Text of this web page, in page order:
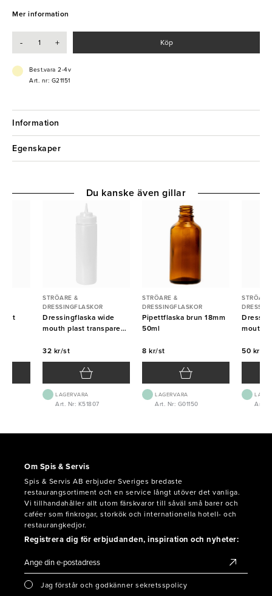
Mer information
- + Köp
Best.vara 2-4v
Art. nr: G21151
Information
Egenskaper
STRÖARE &
DRESSINGFLASKOR
Dressingflaska wide
mouth plast transparent
32 kr/st
LAGERVARA
Art. Nr: K51807
STRÖARE &
DRESSINGFLASKOR
Pipettflaska brun 18mm
50ml
8 kr/st
LAGERVARA
Art. Nr: G01150
mouth
50 kr/st
Art.
Du kanske även gillar
Om Spis & Servis
Spis & Servis AB erbjuder Sveriges bredaste
restaurangsortiment och en service långt utöver det vanliga.
Vi tillhandahåller allt utom färskvaror till såväl små barer och
caféer som finkrogar, storkök och internationella hotell- och
restaurangkedjor.
Registrera dig för erbjudanden, inspiration och nyheter:
Jag förstår och godkänner sekretsspolicy